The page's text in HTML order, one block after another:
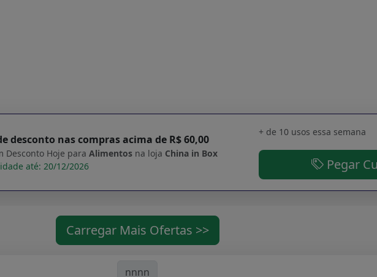
desconto nas compras acima de R$ 60,00
Desconto Hoje para Alimentos na loja China in Box
até: 20/12/2026
+ de 10 usos essa semana
Pegar
Carregar Mais Ofertas >>
nnnn